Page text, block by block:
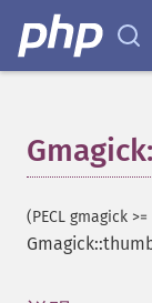
(PECL gmagick